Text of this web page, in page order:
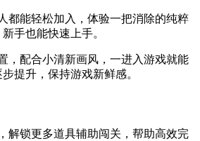
都能轻松加入，体验一把消除的纯粹
手也能快速上手。
，配合小清新画风，一进入游戏就能
提升，保持游戏新鲜感。
解锁更多道具辅助闯关，帮助高效完